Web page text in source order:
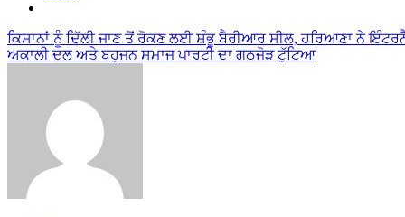
Post
navigation
ਕਿਸਾਨਾਂ ਨੂੰ ਦਿੱਲੀ ਜਾਣ ਤੋਂ ਰੋਕਣ ਲਈ ਸ਼ੰਭੂ ਬੈਰੀਆਰ ਸੀਲ, ਹਰਿਆਣਾ ਨੇ
ਅਕਾਲੀ ਦਲ ਅਤੇ ਬਹੁਜਨ ਸਮਾਜ ਪਾਰਟੀ ਦਾ ਗਠਜੋੜ ਟੁੱਟਿਆ